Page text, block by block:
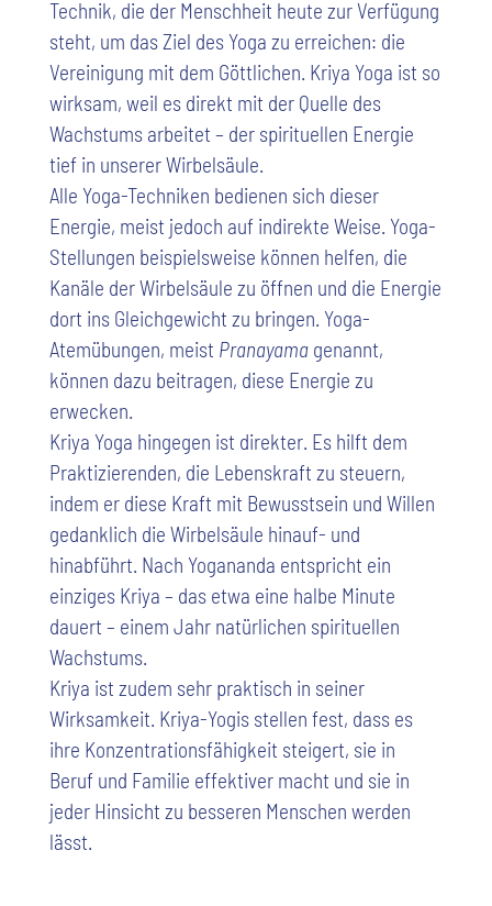
Technik, die der Menschheit heute zur Verfügung
steht, um das Ziel des Yoga zu erreichen: die
Vereinigung mit dem Göttlichen. Kriya Yoga ist so
wirksam, weil es direkt mit der Quelle des
Wachstums arbeitet – der spirituellen Energie
tief in unserer Wirbelsäule.
Alle Yoga-Techniken bedienen sich dieser
Energie, meist jedoch auf indirekte Weise. Yoga-
Stellungen beispielsweise können helfen, die
Kanäle der Wirbelsäule zu öffnen und die Energie
dort ins Gleichgewicht zu bringen. Yoga-
Atemübungen, meist Pranayama genannt,
können dazu beitragen, diese Energie zu
erwecken.
Kriya Yoga hingegen ist direkter. Es hilft dem
Praktizierenden, die Lebenskraft zu steuern,
indem er diese Kraft mit Bewusstsein und Willen
gedanklich die Wirbelsäule hinauf- und
hinabführt. Nach Yogananda entspricht ein
einziges Kriya – das etwa eine halbe Minute
dauert – einem Jahr natürlichen spirituellen
Wachstums.
Kriya ist zudem sehr praktisch in seiner
Wirksamkeit. Kriya-Yogis stellen fest, dass es
ihre Konzentrationsfähigkeit steigert, sie in
Beruf und Familie effektiver macht und sie in
jeder Hinsicht zu besseren Menschen werden
lässt.